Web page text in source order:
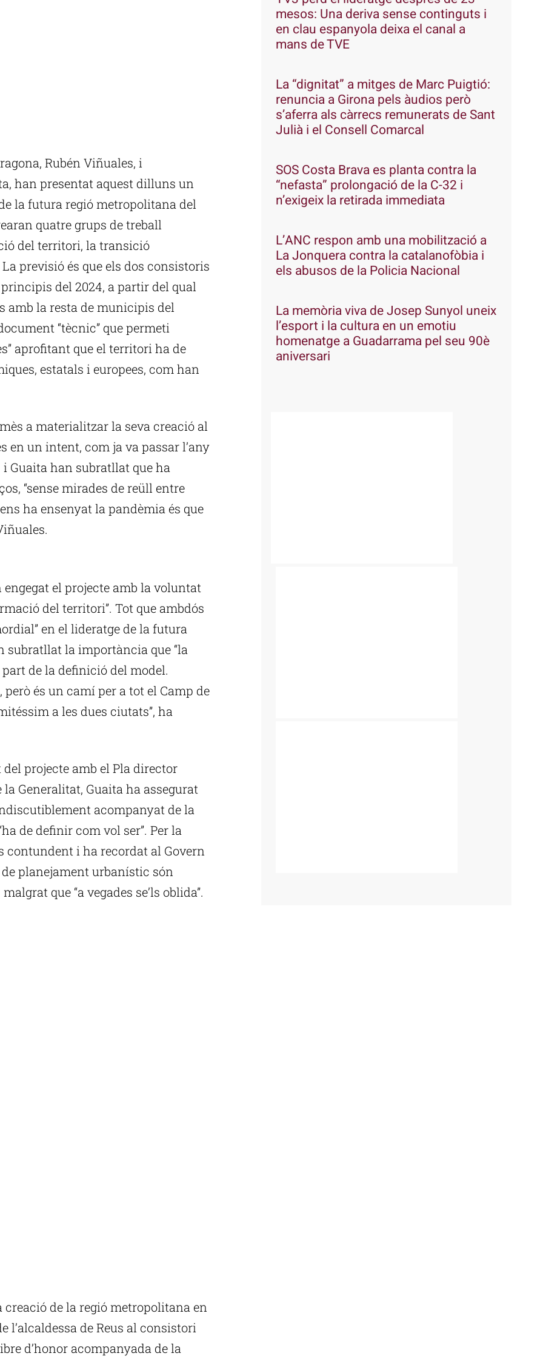
Rubén Viñuales, i
han presentat aquest dilluns un
la futura regió metropolitana del
quatre grups de treball
del territori, la transició
previsió és que els dos consistoris
del 2024, a partir del qual
amb la resta de municipis del
“tècnic” que permeti
aprofitant que el territori ha de
estatals i europees, com han
a materialitzar la seva creació al
en un intent, com ja va passar l’any
Guaita han subratllat que ha
“sense mirades de reüll entre
ha ensenyat la pandèmia és que
el projecte amb la voluntat
del territori”. Tot que ambdós
en el lideratge de la futura
subratllat la importància que “la
de la definició del model.
és un camí per a tot el Camp de
a les dues ciutats”, ha
projecte amb el Pla director
Generalitat, Guaita ha assegurat
acompanyat de la
de definir com vol ser”. Per la
contundent i ha recordat al Govern
planejament urbanístic són
que “a vegades se’ls oblida”.
de la regió metropolitana en
de Reus al consistori
d’honor acompanyada de la
mesos: Una deriva sense continguts i
en clau espanyola deixa el canal a
mans de TVE
La “dignitat” a mitges de Marc Puigtió:
renuncia a Girona pels àudios però
s’aferra als càrrecs remunerats de Sant
Julià i el Consell Comarcal
SOS Costa Brava es planta contra la
“nefasta” prolongació de la C-32 i
n’exigeix la retirada immediata
L’ANC respon amb una mobilització a
La Jonquera contra la catalanofòbia i
els abusos de la Policia Nacional
La memòria viva de Josep Sunyol uneix
l’esport i la cultura en un emotiu
homenatge a Guadarrama pel seu 90è
aniversari